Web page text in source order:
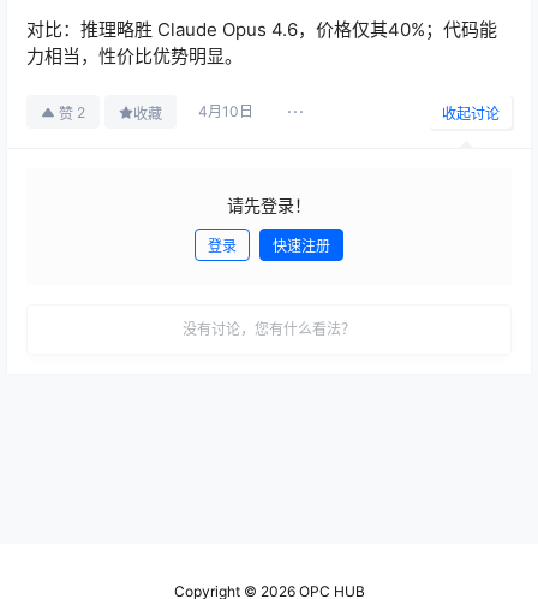
对比：推理略胜 Claude Opus 4.6，价格仅其40%；代码能
力相当，性价比优势明显。
赞 2 收藏 4月10日 收起讨论
请先登录！
登录 快速注册
没有讨论，您有什么看法？
Copyright © 2026OPC HUB